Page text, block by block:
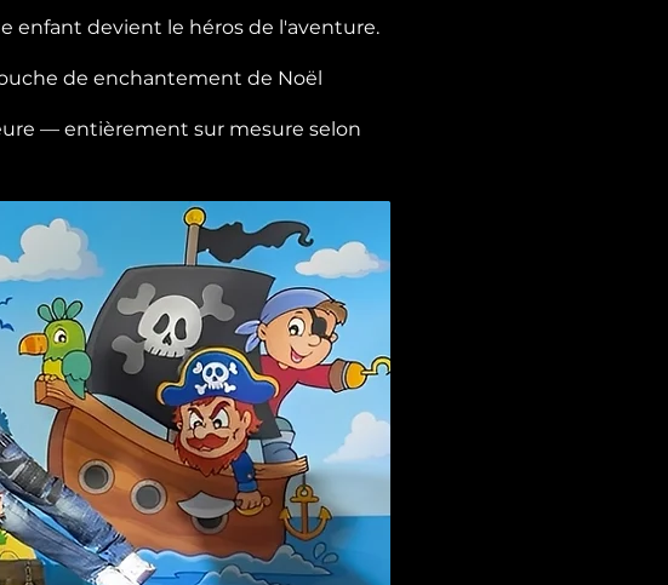
enfant devient le héros de l'aventure.
de enchantement de Noël
— entièrement sur mesure selon